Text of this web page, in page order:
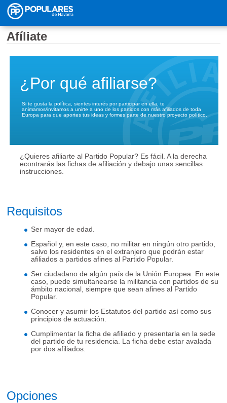
Pasar al contenido principal
Afíliate
¿Por qué afiliarse?
Si te gusta la política, sientes interés por participar en ella, te
animamos/invitamos a unirte a uno de los partidos con más afiliados de toda
Europa para que aportes tus ideas y formes parte de nuestro proyecto político.
¿Quieres afiliarte al Partido Popular? Es fácil. A la derecha
econtrarás las fichas de afiliación y debajo unas sencillas
instrucciones.
Requisitos
Ser mayor de edad.
Español y, en este caso, no militar en ningún otro partido,
salvo los residentes en el extranjero que podrán estar
afiliados a partidos afines al Partido Popular.
Ser ciudadano de algún país de la Unión Europea. En este
caso, puede simultanearse la militancia con partidos de su
ámbito nacional, siempre que sean afines al Partido
Popular.
Conocer y asumir los Estatutos del partido así como sus
principios de actuación.
Cumplimentar la ficha de afiliado y presentarla en la sede
del partido de tu residencia. La ficha debe estar avalada
por dos afiliados.
Opciones